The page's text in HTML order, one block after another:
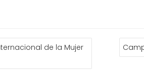
de la Mujer